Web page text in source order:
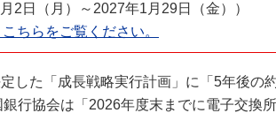
月2日（月）～2027年1月29日（金））
ちらをご覧ください。
した「成長戦略実行計画」に「5年後の
行協会は「2026年度末までに電子交換